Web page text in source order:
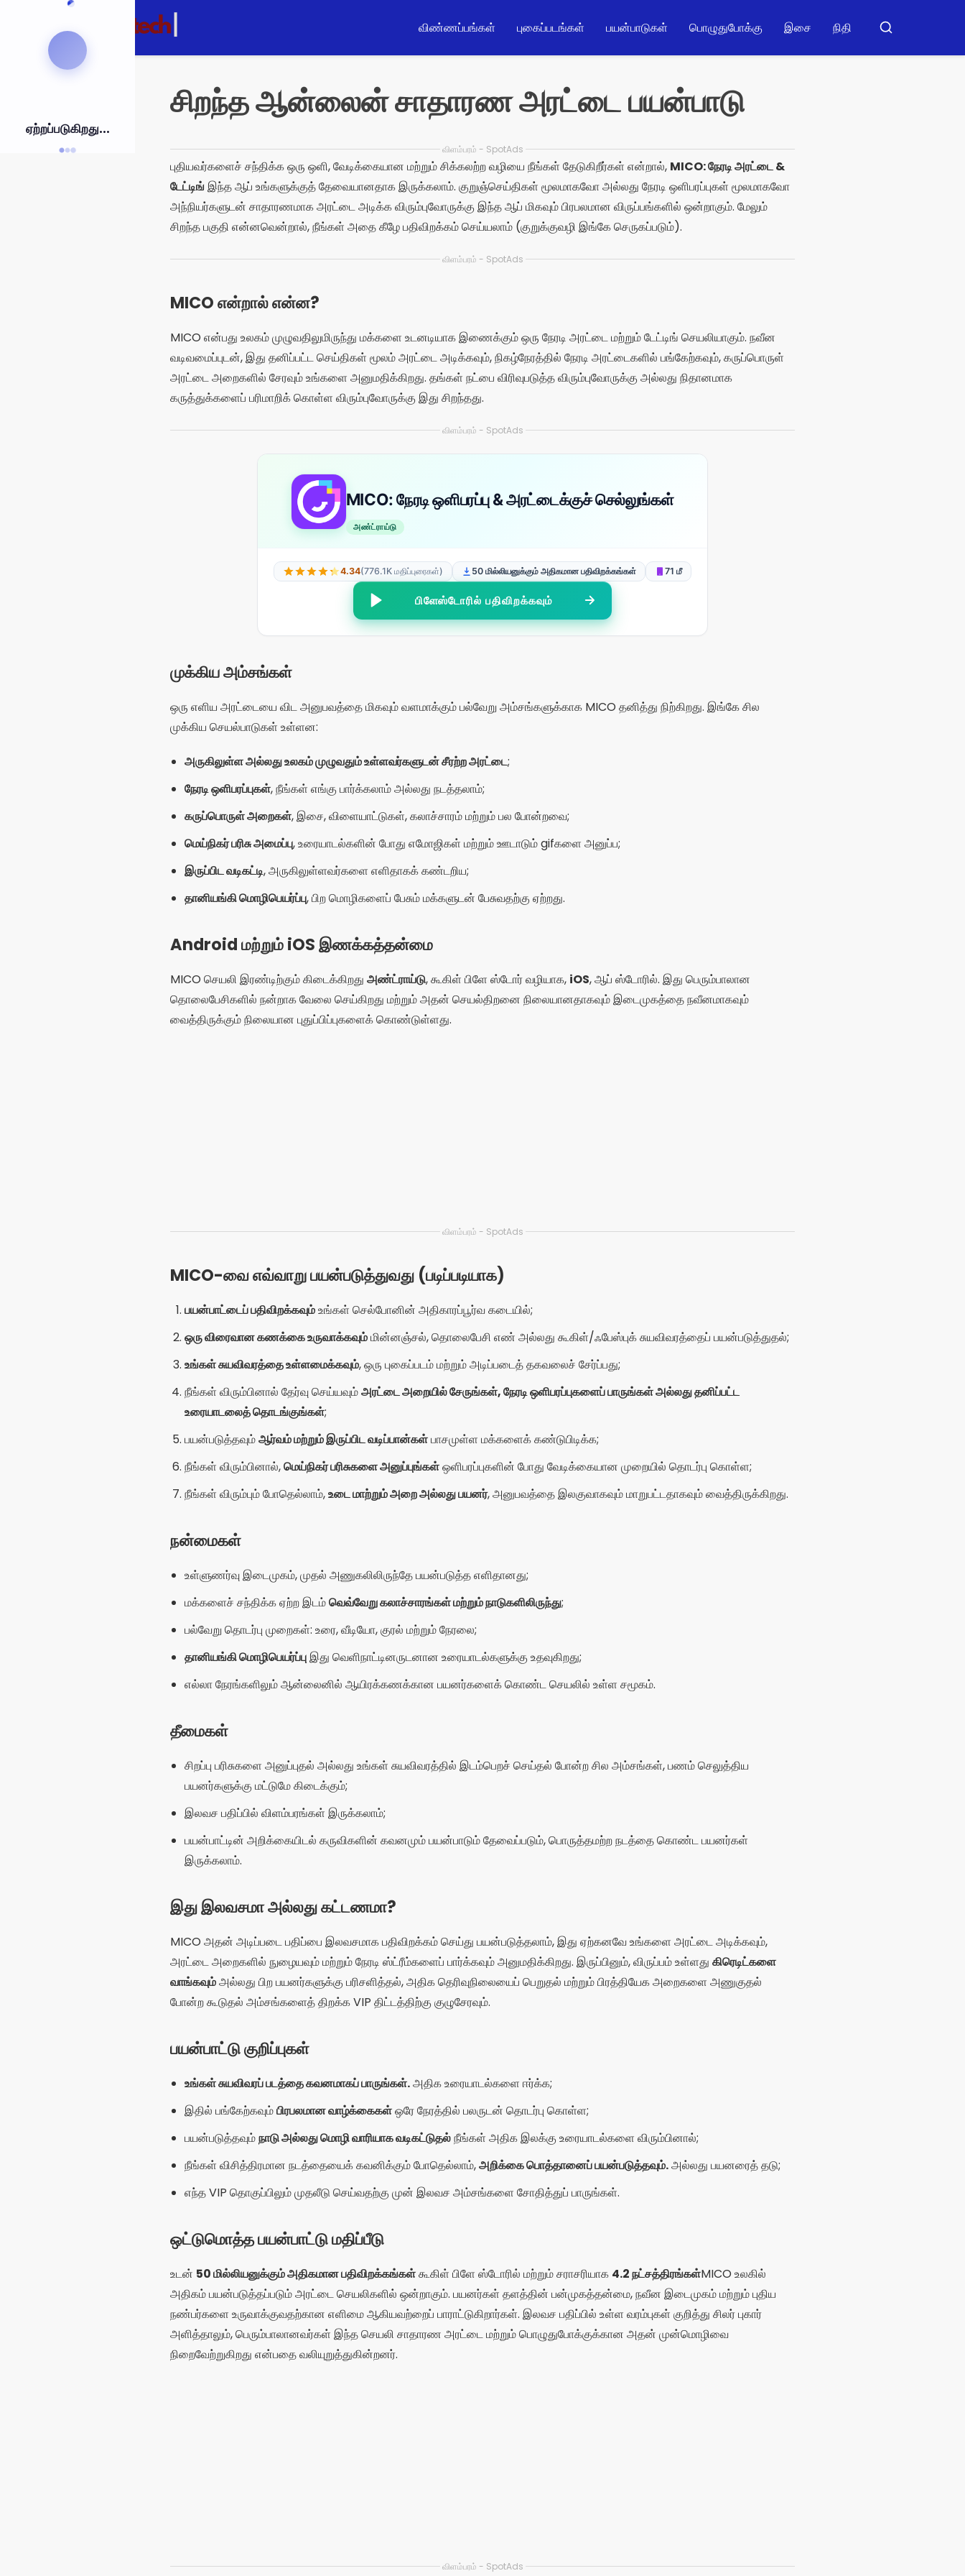
ஏற்றப்படுகிறது...
காண்டியூடோ
விண்ணப்பங்கள் புகைப்படங்கள் பயன்பாடுகள் பொழுதுபோக்கு இசை நிதி பஸ்கார்
சிறந்த ஆன்லைன் சாதாரண அரட்டை பயன்பாடு
விளம்பரம் - SpotAds
புதியவர்களைச் சந்திக்க ஒரு ஒளி, வேடிக்கையான மற்றும் சிக்கலற்ற வழியை நீங்கள் தேடுகிறீர்கள் என்றால், MICO: நேரடி அரட்டை &
டேட்டிங் இந்த ஆப் உங்களுக்குத் தேவையானதாக இருக்கலாம். குறுஞ்செய்திகள் மூலமாகவோ அல்லது நேரடி ஒளிபரப்புகள் மூலமாகவோ
அந்நியர்களுடன் சாதாரணமாக அரட்டை அடிக்க விரும்புவோருக்கு இந்த ஆப் மிகவும் பிரபலமான விருப்பங்களில் ஒன்றாகும். மேலும்
சிறந்த பகுதி என்னவென்றால், நீங்கள் அதை கீழே பதிவிறக்கம் செய்யலாம் (குறுக்குவழி இங்கே செருகப்படும்).
விளம்பரம் - SpotAds
MICO என்றால் என்ன?
MICO என்பது உலகம் முழுவதிலுமிருந்து மக்களை உடனடியாக இணைக்கும் ஒரு நேரடி அரட்டை மற்றும் டேட்டிங் செயலியாகும். நவீன
வடிவமைப்புடன், இது தனிப்பட்ட செய்திகள் மூலம் அரட்டை அடிக்கவும், நிகழ்நேரத்தில் நேரடி அரட்டைகளில் பங்கேற்கவும், கருப்பொருள்
அரட்டை அறைகளில் சேரவும் உங்களை அனுமதிக்கிறது. தங்கள் நட்பை விரிவுபடுத்த விரும்புவோருக்கு அல்லது நிதானமாக
கருத்துக்களைப் பரிமாறிக் கொள்ள விரும்புவோருக்கு இது சிறந்தது.
விளம்பரம் - SpotAds
MICO: நேரடி ஒளிபரப்பு & அரட்டைக்குச் செல்லுங்கள்
அண்ட்ராய்டு
4.34(776.1K மதிப்புரைகள்) 50 மில்லியனுக்கும் அதிகமான பதிவிறக்கங்கள் 71 மீ
பிளேஸ்டோரில் பதிவிறக்கவும்
முக்கிய அம்சங்கள்
ஒரு எளிய அரட்டையை விட அனுபவத்தை மிகவும் வளமாக்கும் பல்வேறு அம்சங்களுக்காக MICO தனித்து நிற்கிறது. இங்கே சில
முக்கிய செயல்பாடுகள் உள்ளன:
அருகிலுள்ள அல்லது உலகம் முழுவதும் உள்ளவர்களுடன் சீரற்ற அரட்டை;
நேரடி ஒளிபரப்புகள், நீங்கள் எங்கு பார்க்கலாம் அல்லது நடத்தலாம்;
கருப்பொருள் அறைகள், இசை, விளையாட்டுகள், கலாச்சாரம் மற்றும் பல போன்றவை;
மெய்நிகர் பரிசு அமைப்பு, உரையாடல்களின் போது எமோஜிகள் மற்றும் ஊடாடும் gifகளை அனுப்ப;
இருப்பிட வடிகட்டி, அருகிலுள்ளவர்களை எளிதாகக் கண்டறிய;
தானியங்கி மொழிபெயர்ப்பு, பிற மொழிகளைப் பேசும் மக்களுடன் பேசுவதற்கு ஏற்றது.
Android மற்றும் iOS இணக்கத்தன்மை
MICO செயலி இரண்டிற்கும் கிடைக்கிறது அண்ட்ராய்டு, கூகிள் பிளே ஸ்டோர் வழியாக, iOS, ஆப் ஸ்டோரில். இது பெரும்பாலான
தொலைபேசிகளில் நன்றாக வேலை செய்கிறது மற்றும் அதன் செயல்திறனை நிலையானதாகவும் இடைமுகத்தை நவீனமாகவும்
வைத்திருக்கும் நிலையான புதுப்பிப்புகளைக் கொண்டுள்ளது.
உரையாடலைத் தொடங்குங்கள்;
மெய்நிகர் பரிசுகளை அனுப்புங்கள்ஒளிபரப்புகளின் போது வேடிக்கையான முறையில் தொடர்பு கொள்ள;
நீங்கள் விரும்பும் போதெல்லாம்,உடை மாற்றும் அறை அல்லது பயனர் , அனுபவத்தை இலகுவாகவும் மாறுபட்டதாகவும் வைத்திருக்கிறது.
நன்மைகள்
உள்ளுணர்வு இடைமுகம், முதல் அணுகலிலிருந்தே பயன்படுத்த எளிதானது;
மக்களைச் சந்திக்க ஏற்ற இடம்
பல்வேறு தொடர்பு முறைகள்: உரை, வீடியோ, குரல் மற்றும் நேரலை;
தானியங்கி மொழிபெயர்ப்பு இது வெளிநாட்டினருடனான உரையாடல்களுக்கு உதவுகிறது;
எல்லா நேரங்களிலும் ஆன்லைனில் ஆயிரக்கணக்கான பயனர்களைக் கொண்ட செயலில் உள்ள சமூகம்.
தீமைகள்
சிறப்பு பரிசுகளை அனுப்புதல் அல்லது உங்கள் சுயவிவரத்தில் இடம்பெறச் செய்தல் போன்ற சில அம்சங்கள், பணம் செலுத்திய
பயனர்களுக்கு மட்டுமே கிடைக்கும்;
இலவச பதிப்பில் விளம்பரங்கள் இருக்கலாம்;
பயன்பாட்டின் அறிக்கையிடல் கருவிகளின் கவனமும் பயன்பாடும் தேவைப்படும், பொருத்தமற்ற நடத்தை கொண்ட பயனர்கள்
இருக்கலாம்.
இது இலவசமா அல்லது கட்டணமா?
MICO அதன் அடிப்படை பதிப்பை இலவசமாக பதிவிறக்கம் செய்து பயன்படுத்தலாம், இது ஏற்கனவே உங்களை அரட்டை அடிக்கவும்,
அரட்டை அறைகளில் நுழையவும் மற்றும் நேரடி ஸ்ட்ரீம்களைப் பார்க்கவும் அனுமதிக்கிறது. இருப்பினும், விருப்பம் உள்ளது
போன்ற கூடுதல் அம்சங்களைத் திறக்க VIP திட்டத்திற்கு குழுசேரவும்.
பயன்பாட்டு குறிப்புகள்
உங்கள் சுயவிவரப் படத்தை கவனமாகப் பாருங்கள்.
பயன்படுத்தவும்நாடு அல்லது மொழி வாரியாக வடிகட்டுதல் நீங்கள் அதிக இலக்கு உரையாடல்களை விரும்பினால்;
நீங்கள் விசித்திரமான நடத்தையைக் கவனிக்கும் போதெல்லாம்,அறிக்கை பொத்தானைப் பயன்படுத்தவும்.அல்லது பயனரைத் தடு;
எந்த VIP தொகுப்பிலும் முதலீடு செய்வதற்கு முன் இலவச அம்சங்களை சோதித்துப் பாருங்கள்.
ஒட்டுமொத்த பயன்பாட்டு மதிப்பீடு
50 மில்லியனுக்கும் அதிகமான பதிவிறக்கங்கள் கூகிள் பிளே ஸ்டோரில் மற்றும் சராசரியாக
அதிகம் பயன்படுத்தப்படும் அரட்டை செயலிகளில் ஒன்றாகும். பயனர்கள் தளத்தின் பன்முகத்தன்மை, நவீன இடைமுகம் மற்றும் புதிய
நண்பர்களை உருவாக்குவதற்கான எளிமை ஆகியவற்றைப் பாராட்டுகிறார்கள். இலவச பதிப்பில் உள்ள வரம்புகள் குறித்து சிலர் புகார்
நிறைவேற்றுகிறது என்பதை வலியுறுத்துகின்றனர்.
பகிர்:
ரோட்ரிகோ பெரேரா